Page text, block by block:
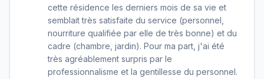
cette résidence les derniers mois de sa vie et
semblait très satisfaite du service (personnel,
nourriture qualifiée par elle de très bonne) et du
cadre (chambre, jardin). Pour ma part, j'ai été
très agréablement surpris par le
professionnalisme et la gentillesse du personnel.